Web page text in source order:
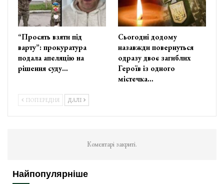
“Просять взяти під
варту”: прокуратура
подала апеляцію на
рішення суду…
Сьогодні додому
назавжди повернуться
одразу двоє загиблих
Героїв із одного
містечка…
ПОПЕРЕДНЯ ДАЛІ
Коментарі закриті.
Найпопулярніше